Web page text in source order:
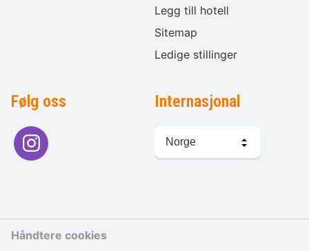
Legg till hotell
Sitemap
Ledige stillinger
Følg oss Internasjonal
Håndtere cookies